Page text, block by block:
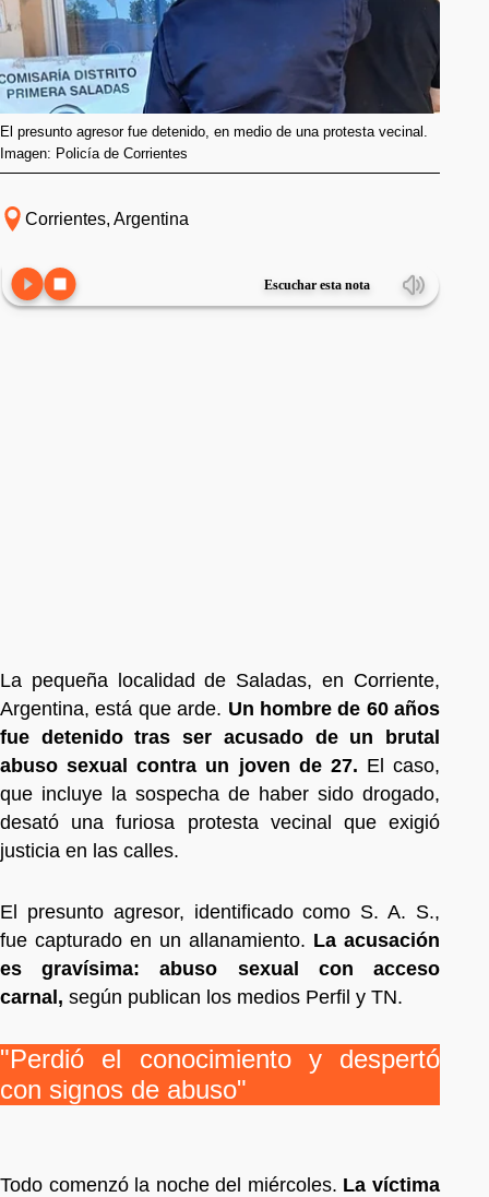
El presunto agresor fue detenido, en medio de una protesta vecinal.
Imagen: Policía de Corrientes
Corrientes, Argentina
Escuchar esta nota
La pequeña localidad de Saladas, en Corriente,
Argentina, está que arde. Un hombre de 60 años
fue detenido tras ser acusado de un brutal
abuso sexual contra un joven de 27. El caso,
que incluye la sospecha de haber sido drogado,
desató una furiosa protesta vecinal que exigió
justicia en las calles.
El presunto agresor, identificado como S. A. S.,
fue capturado en un allanamiento. La acusación
es gravísima: abuso sexual con acceso
carnal, según publican los medios Perfil y TN.
"Perdió el conocimiento y despertó
con signos de abuso"
Todo comenzó la noche del miércoles. La víctima